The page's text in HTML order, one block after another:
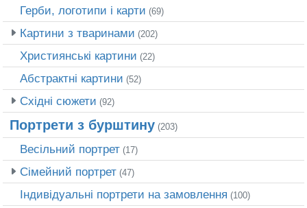
Герби, логотипи і карти (69)
Картини з тваринами (202)
Християнські картини (22)
Абстрактні картини (52)
Східні сюжети (92)
Портрети з бурштину (203)
Весільний портрет (17)
Сімейний портрет (47)
Індивідуальні портрети на замовлення (100)